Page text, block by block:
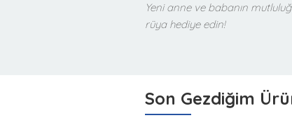
Yeni anne ve babanın
rüya hediye edin!
Son Gezdiğim